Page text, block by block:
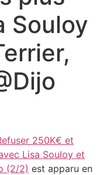
Souloy
250K€ et
Lisa Souloy et
(2/2) est apparu en